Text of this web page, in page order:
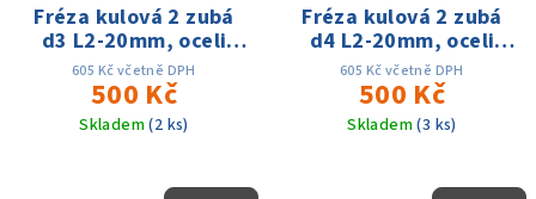
Fréza kulová 2 zubá
d3 L2-20mm, oceli
60HRC
605 Kč včetně DPH
500 Kč
Skladem(2 ks)
Fréza kulová 2 zubá
d4 L2-20mm, oceli
60HRC
605 Kč včetně DPH
500 Kč
Skladem(3 ks)